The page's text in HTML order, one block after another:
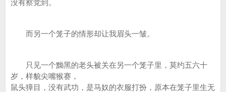
没有察觉到。
而另一个笼子的情形却让我眉头一皱。
只见一个黝黑的老头被关在另一个笼子里，莫约五六十
岁，样貌尖嘴猴赛，
鼠头獐目，没有武功，是马奴的衣服打扮，原本在笼子里生无